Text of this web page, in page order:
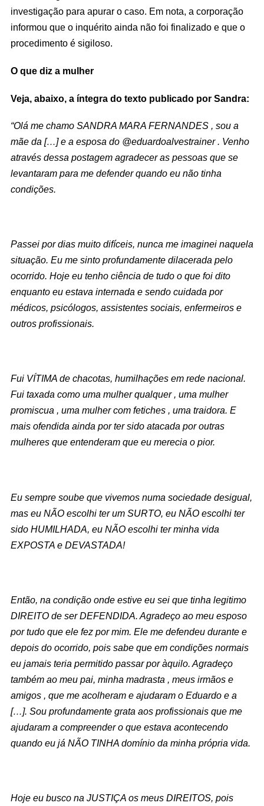
investigação para apurar o caso. Em nota, a corporação
informou que o inquérito ainda não foi finalizado e que o
procedimento é sigiloso.
O que diz a mulher
Veja, abaixo, a íntegra do texto publicado por Sandra:
“Olá me chamo SANDRA MARA FERNANDES , sou a
mãe da […] e a esposa do @eduardoalvestrainer . Venho
através dessa postagem agradecer as pessoas que se
levantaram para me defender quando eu não tinha
condições.
Passei por dias muito difíceis, nunca me imaginei naquela
situação. Eu me sinto profundamente dilacerada pelo
ocorrido. Hoje eu tenho ciência de tudo o que foi dito
enquanto eu estava internada e sendo cuidada por
médicos, psicólogos, assistentes sociais, enfermeiros e
outros profissionais.
Fui VÍTIMA de chacotas, humilhações em rede nacional.
Fui taxada como uma mulher qualquer , uma mulher
promiscua , uma mulher com fetiches , uma traidora. E
mais ofendida ainda por ter sido atacada por outras
mulheres que entenderam que eu merecia o pior.
Eu sempre soube que vivemos numa sociedade desigual,
mas eu NÃO escolhi ter um SURTO, eu NÃO escolhi ter
sido HUMILHADA, eu NÃO escolhi ter minha vida
EXPOSTA e DEVASTADA!
Então, na condição onde estive eu sei que tinha legitimo
DIREITO de ser DEFENDIDA. Agradeço ao meu esposo
por tudo que ele fez por mim. Ele me defendeu durante e
depois do ocorrido, pois sabe que em condições normais
eu jamais teria permitido passar por àquilo. Agradeço
também ao meu pai, minha madrasta , meus irmãos e
amigos , que me acolheram e ajudaram o Eduardo e a
[…]. Sou profundamente grata aos profissionais que me
ajudaram a compreender o que estava acontecendo
quando eu já NÃO TINHA domínio da minha própria vida.
Hoje eu busco na JUSTIÇA os meus DIREITOS, pois